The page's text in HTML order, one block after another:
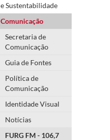
e Sustentabilidade
Comunicação
Secretaria de
Comunicação
Guia de Fontes
Política de
Comunicação
Identidade Visual
Notícias
FURG FM - 106,7